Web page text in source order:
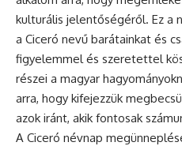
kulturális jelentőségéről. Ez a
a Ciceró nevű barátainkat és
figyelemmel és szeretettel
részei a magyar
arra, hogy kifejezzük
azok iránt, akik fontosak
A Ciceró névnap